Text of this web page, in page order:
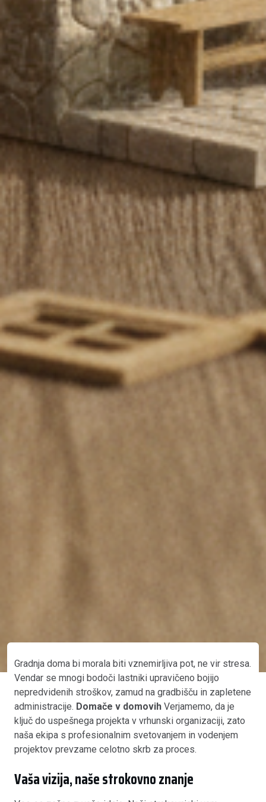
Gradnja doma bi morala biti vznemirljiva pot, ne vir stresa.
Vendar se mnogi bodoči lastniki upravičeno bojijo
nepredvidenih stroškov, zamud na gradbišču in zapletene
administracije. Domače v domovih Verjamemo, da je
ključ do uspešnega projekta v vrhunski organizaciji, zato
naša ekipa s profesionalnim svetovanjem in vodenjem
projektov prevzame celotno skrb za proces.
Vaša vizija, naše strokovno znanje